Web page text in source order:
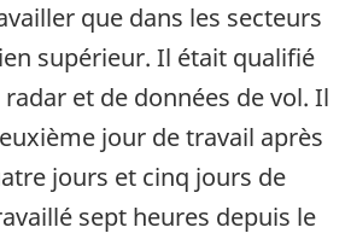
que dans les secteurs
supérieur. Il était qualifié
et de données de vol. Il
jour de travail après
jours et cinq jours de
sept heures depuis le